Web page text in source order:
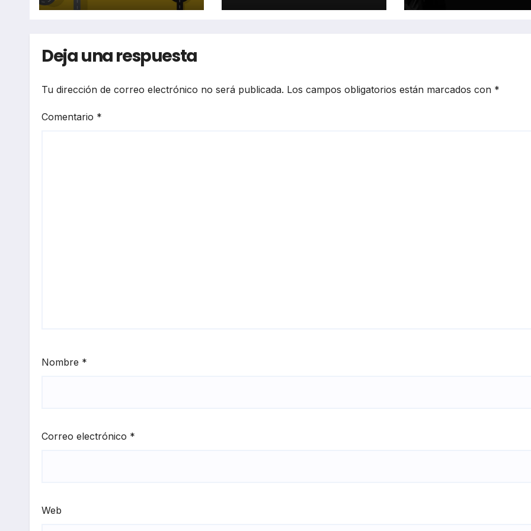
Deja una respuesta
Tu dirección de correo electrónico no será publicada. Los campos obligatorios están marcados con *
Comentario *
Nombre *
Correo electrónico *
Web